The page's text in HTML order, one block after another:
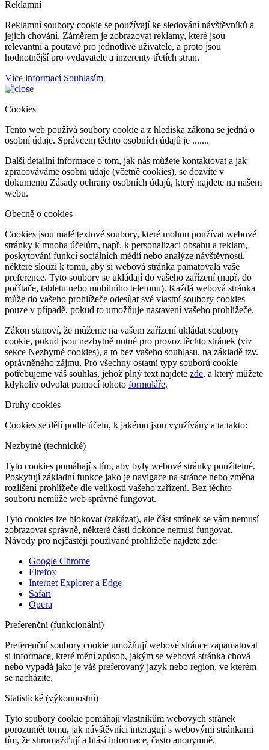
Reklamní
Reklamní soubory cookie se používají ke sledování návštěvníků a
jejich chování. Záměrem je zobrazovat reklamy, které jsou
relevantní a poutavé pro jednotlivé uživatele, a proto jsou
hodnotnější pro vydavatele a inzerenty třetích stran.
Více informací Souhlasím
Cookies
Tento web používá soubory cookie a z hlediska zákona se jedná o
osobní údaje. Správcem těchto osobních údajů je .......
Další detailní informace o tom, jak nás můžete kontaktovat a jak
zpracováváme osobní údaje (včetně cookies), se dozvíte v
dokumentu Zásady ochrany osobních údajů, který najdete na našem
webu.
Obecně o cookies
Cookies jsou malé textové soubory, které mohou používat webové
stránky k mnoha účelům, např. k personalizaci obsahu a reklam,
poskytování funkcí sociálních médií nebo analýze návštěvnosti,
některé slouží k tomu, aby si webová stránka pamatovala vaše
preference. Tyto soubory se ukládají do vašeho zařízení (např. do
počítače, tabletu nebo mobilního telefonu). Každá webová stránka
může do vašeho prohlížeče odesílat své vlastní soubory cookies
pouze v případě, pokud to umožňuje nastavení vašeho prohlížeče.
Zákon stanoví, že můžeme na vašem zařízení ukládat soubory
cookie, pokud jsou nezbytně nutné pro provoz těchto stránek (viz
sekce Nezbytné cookies), a to bez vašeho souhlasu, na základě tzv.
oprávněného zájmu. Pro všechny ostatní typy souborů cookie
potřebujeme váš souhlas, jehož plný text najdete zde, a který můžete
kdykoliv odvolat pomocí tohoto formuláře.
Druhy cookies
Cookies se dělí podle účelu, k jakému jsou využívány a ta takto:
Nezbytné (technické)
Tyto cookies pomáhají s tím, aby byly webové stránky použitelné.
Poskytují základní funkce jako je navigace na stránce nebo změna
rozlišení prohlížeče dle velikosti vašeho zařízení. Bez těchto
souborů nemůže web správně fungovat.
Tyto cookies lze blokovat (zakázat), ale část stránek se vám nemusí
zobrazovat správně, některé části dokonce nemusí fungovat.
Návody pro nejčastěji používané prohlížeče najdete zde:
Google Chrome
Firefox
Internet Explorer a Edge
Safari
Opera
Preferenční (funkcionální)
Preferenční soubory cookie umožňují webové stránce zapamatovat
si informace, které mění způsob, jakým se webová stránka chová
nebo vypadá jako je váš preferovaný jazyk nebo region, ve kterém
se nacházíte.
Statistické (výkonnostní)
Tyto soubory cookie pomáhají vlastníkům webových stránek
porozumět tomu, jak návštěvníci interagují s webovými stránkami
tím, že shromažďují a hlásí informace, často anonymně.